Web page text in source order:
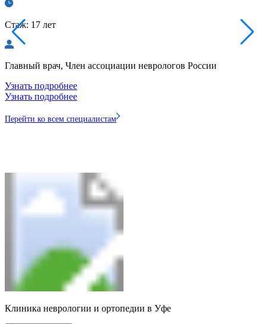
Стаж: 17 лет
Главный врач, Член ассоциации неврологов России
Узнать подробнее
Узнать подробнее
Перейти ко всем специалистам
Клиника неврологии и ортопедии в Уфе